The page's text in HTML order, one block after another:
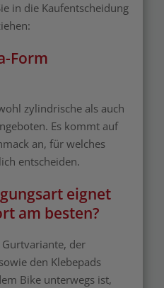
in die Kaufentscheidung
Form
zylindrische als auch
Es kommt auf
an, für welches
entscheiden.
eignet
am besten?
der
den Klebepads
Bike unterwegs ist,